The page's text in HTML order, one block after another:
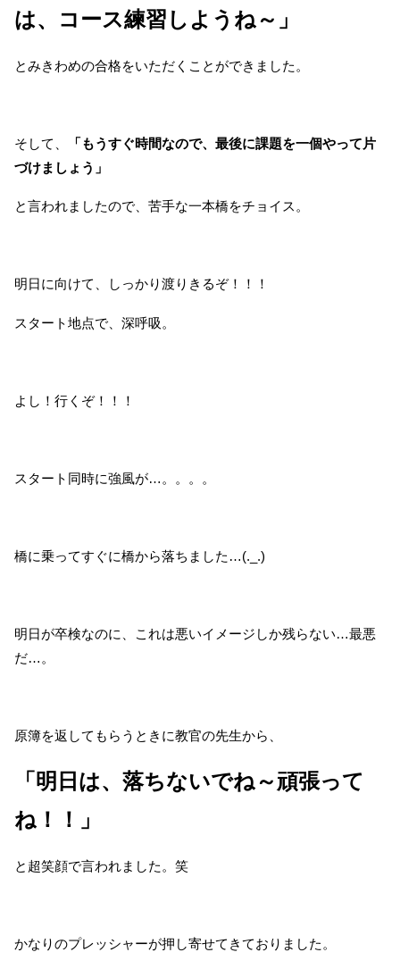
は、コース練習しようね～」
とみきわめの合格をいただくことができました。
そして、
「もうすぐ時間なので、最後に課題を一個やって片
づけましょう」
と言われましたので、苦手な一本橋をチョイス。
明日に向けて、しっかり渡りきるぞ！！！
スタート地点で、深呼吸。
よし！行くぞ！！！
スタート同時に強風が…。。。。
橋に乗ってすぐに橋から落ちました…(._.)
明日が卒検なのに、これは悪いイメージしか残らない…最悪
だ…。
原簿を返してもらうときに教官の先生から、
「明日は、落ちないでね～頑張って
ね！！」
と超笑顔で言われました。笑
かなりのプレッシャーが押し寄せてきておりました。